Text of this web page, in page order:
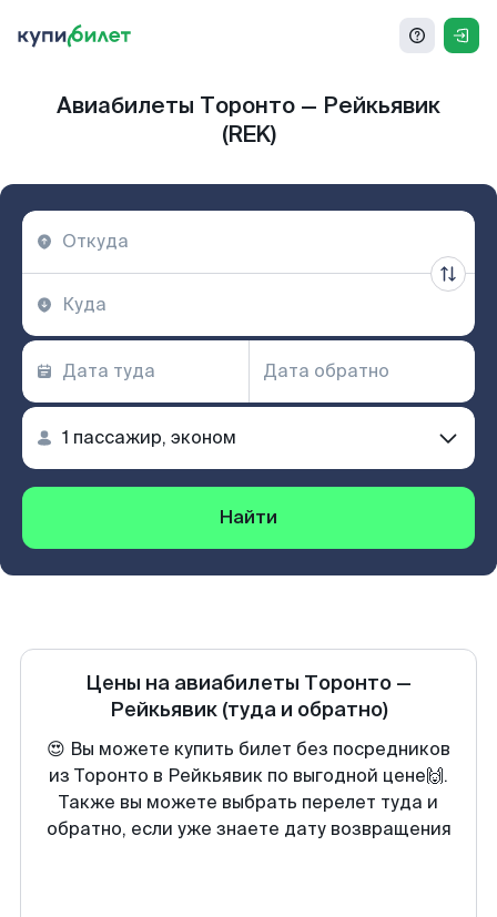
Авиабилеты Торонто — Рейкьявик
(REK)
Найти
Цены на авиабилеты Торонто —
Рейкьявик (туда и обратно)
😍 Вы можете купить билет без посредников
из Торонто в Рейкьявик по выгодной цене🙌.
Также вы можете выбрать перелет туда и
обратно, если уже знаете дату возвращения